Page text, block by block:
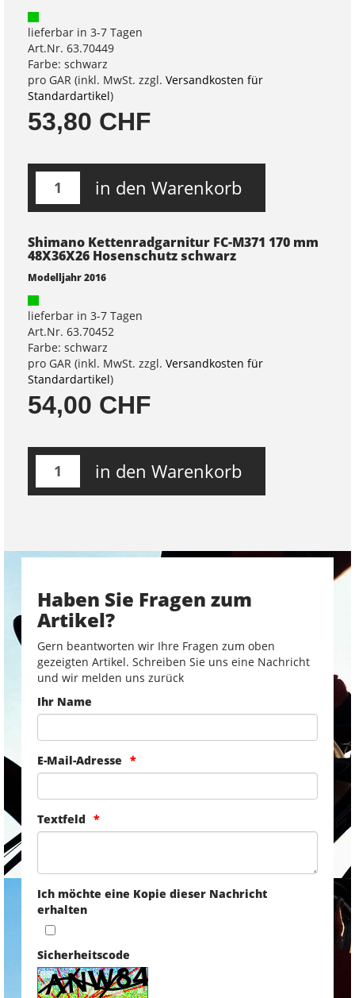
lieferbar in 3-7 Tagen
Art.Nr. 63.70449
Farbe: schwarz
pro GAR (inkl. MwSt. zzgl. Versandkosten für
Standardartikel)
53,80 CHF
in den Warenkorb
Shimano Kettenradgarnitur FC-M371 170 mm
48X36X26 Hosenschutz schwarz
Modelljahr 2016
lieferbar in 3-7 Tagen
Art.Nr. 63.70452
Farbe: schwarz
pro GAR (inkl. MwSt. zzgl. Versandkosten für
Standardartikel)
54,00 CHF
in den Warenkorb
Haben Sie Fragen zum
Artikel?
Gern beantworten wir Ihre Fragen zum oben
gezeigten Artikel. Schreiben Sie uns eine Nachricht
und wir melden uns zurück
Ihr Name
E-Mail-Adresse
Textfeld
Ich möchte eine Kopie dieser Nachricht
erhalten
Sicherheitscode